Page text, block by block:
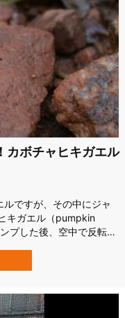
カボチャヒキガエル
ですが、その中にジャ
キガエル（pumpkin
プした後、空中で反転し
ル校（SIUE）の研究チ
まく着地できない原因を